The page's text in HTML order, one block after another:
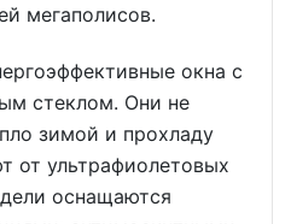
мегаполисов.
окна с
стеклом. Они не
зимой и прохладу
от ультрафиолетовых
оснащаются